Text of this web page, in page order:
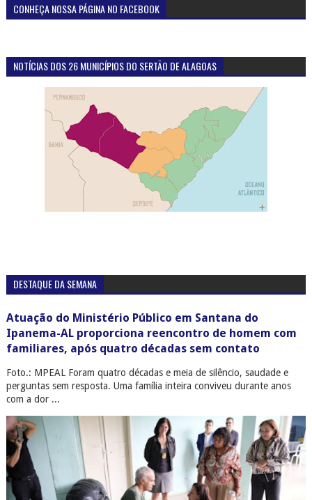
CONHEÇA NOSSA PÁGINA NO FACEBOOK
NOTÍCIAS DOS 26 MUNICÍPIOS DO SERTÃO DE ALAGOAS
DESTAQUE DA SEMANA
Atuação do Ministério Público em Santana do
Ipanema-AL proporciona reencontro de homem com
familiares, após quatro décadas sem contato
Foto.: MPEAL Foram quatro décadas e meia de silêncio, saudade e
perguntas sem resposta. Uma família inteira conviveu durante anos
com a dor ...